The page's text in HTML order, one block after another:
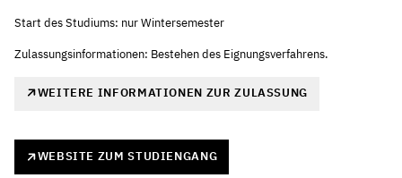
Start des Studiums: nur Wintersemester
Zulassungsinformationen: Bestehen des Eignungsverfahrens.
WEITERE INFORMATIONEN ZUR ZULASSUNG
WEBSITE ZUM STUDIENGANG